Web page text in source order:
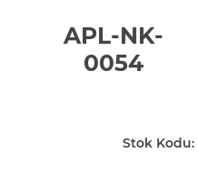
APL-NK-
0054
Stok Kodu: